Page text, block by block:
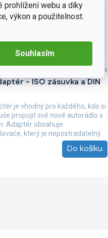
prohlížení webu a díky
výkon a použitelnost.
Souhlasím
- ISO zásuvka a DIN
Do košíku
je vhodný pro každého, kdo si
propojit své nové autorádio s
Adaptér obsahuje
který je nepostradatelný
CE004